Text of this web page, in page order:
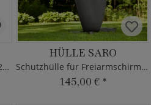
Abdeckhülle für Schirme bis 250cm
HÜLLE SARO
Schutzhülle für Freiarmschirme bis 350cm
145,00 € *